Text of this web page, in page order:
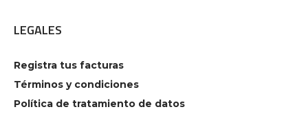
LEGALES
Registra tus facturas
Términos y condiciones
Política de tratamiento de datos